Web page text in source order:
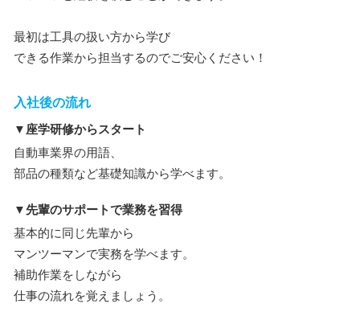
最初は工具の扱い方から学び
できる作業から担当するのでご安心ください！
入社後の流れ
▼座学研修からスタート
自動車業界の用語、
部品の種類など基礎知識から学べます。
▼先輩のサポートで業務を習得
基本的に同じ先輩から
マンツーマンで実務を学べます。
補助作業をしながら
仕事の流れを覚えましょう。